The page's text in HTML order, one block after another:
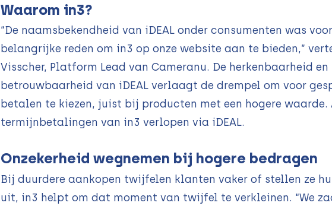
Waarom in3?
“De naamsbekendheid van iDEAL onder consumenten was
belangrijke reden om in3 op onze website aan te bieden,”
Visscher, Platform Lead van Cameranu. De herkenbaarheid en
betrouwbaarheid van iDEAL verlaagt de drempel om voor
betalen te kiezen, juist bij producten met een hogere waarde.
termijnbetalingen van in3 verlopen via iDEAL.
Onzekerheid wegnemen bij hogere bedragen
Bij duurdere aankopen twijfelen klanten vaker of stellen ze
uit, in3 helpt om dat moment van twijfel te verkleinen. “We